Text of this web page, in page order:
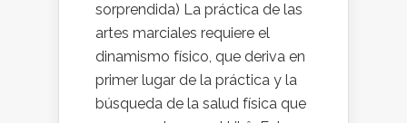
sorprendida) La práctica de las
artes marciales requiere el
dinamismo físico, que deriva en
primer lugar de la práctica y la
búsqueda de la salud física que